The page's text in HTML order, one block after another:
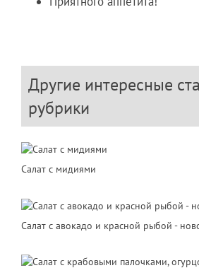
Другие интересные
рубрики
Салат с мидиями
Салат с авокадо и красной рыбой -